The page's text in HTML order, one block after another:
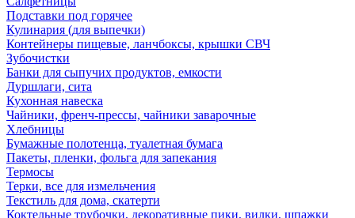
Подставки под горячее
Кулинария (для выпечки)
Контейнеры пищевые, ланчбоксы, крышки СВЧ
Зубочистки
Банки для сыпучих продуктов, емкости
Дуршлаги, сита
Кухонная навеска
Чайники, френч-прессы, чайники заварочные
Хлебницы
Бумажные полотенца, туалетная бумага
Пакеты, пленки, фольга для запекания
Термосы
Терки, все для измельчения
Текстиль для дома, скатерти
Коктельные трубочки, декоративные пики, вилки, шпажки